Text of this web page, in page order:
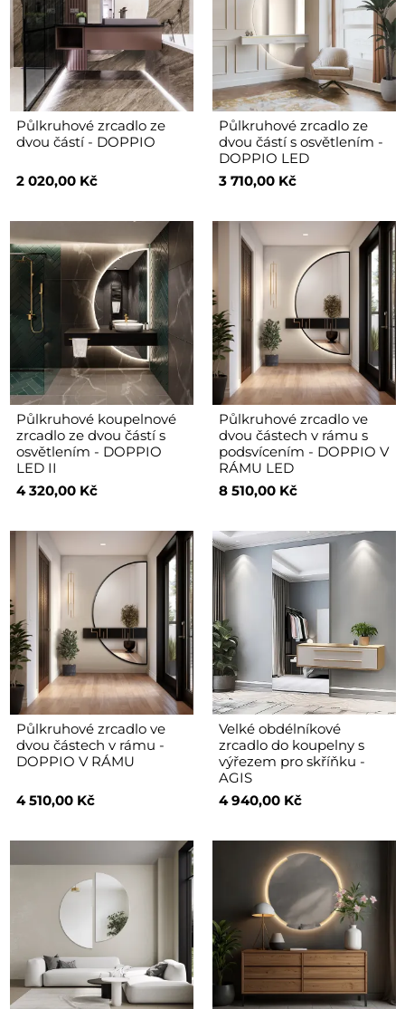
Půlkruhové zrcadlo ze
dvou částí - DOPPIO
2 020,00 Kč
Půlkruhové zrcadlo ze
dvou částí s osvětlením -
DOPPIO LED
3 710,00 Kč
Půlkruhové koupelnové
zrcadlo ze dvou částí s
osvětlením - DOPPIO
LED II
4 320,00 Kč
Půlkruhové zrcadlo ve
dvou částech v rámu s
podsvícením - DOPPIO V
RÁMU LED
8 510,00 Kč
Půlkruhové zrcadlo ve
dvou částech v rámu -
DOPPIO V RÁMU
4 510,00 Kč
Velké obdélníkové
zrcadlo do koupelny s
výřezem pro skříňku -
AGIS
4 940,00 Kč